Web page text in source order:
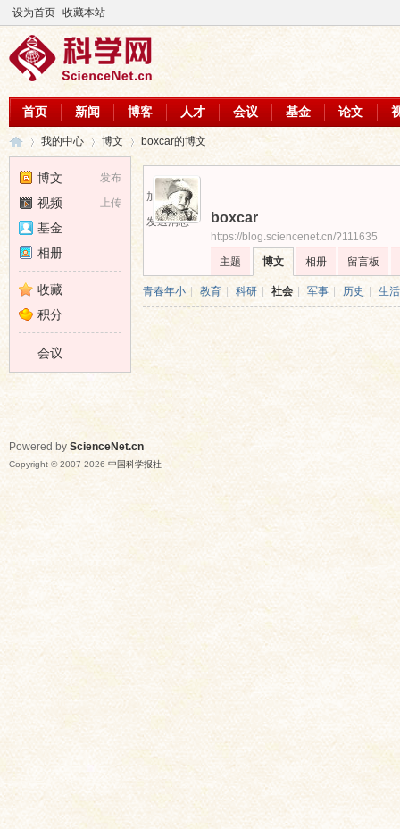
设为首页 收藏本站
首页 新闻 博客 人才 会议 基金 论文
›
我的中心 博文 boxcar的博文
加为好友
发送消息
boxcar
https://blog.sciencenet.cn/?111635
主题
博文 相册 留言板
青春年小 教育 科研 社会 军事 历史 生
发布
博文
上传
视频
基金
相册
收藏
积分
会议
Powered by ScienceNet.cn
Copyright © 2007-2026 中国科学报社